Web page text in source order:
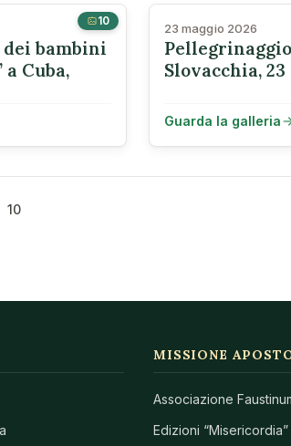
10
bambini
Cuba,
23 maggio 2026
Slovacchia, 23
Guarda la galleria
10
MISSIONE
Associazione
Edizioni “Misericordia”